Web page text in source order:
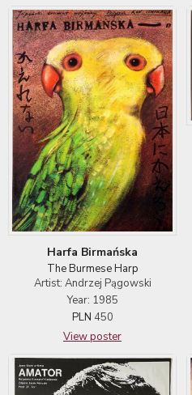
Harfa Birmańska
The Burmese Harp
Artist: Andrzej Pągowski
Year: 1985
PLN 450
View poster